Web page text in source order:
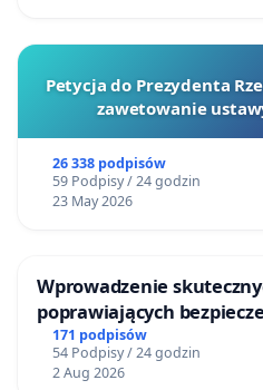
Petycja do Prezydenta
zawetowanie
26 338 podpisów
59 Podpisy / 24 godzin
23 May 2026
Wprowadzenie
poprawiających
Żeromskiego w Otwocku
171 podpisów
54 Podpisy / 24 godzin
2 Aug 2026